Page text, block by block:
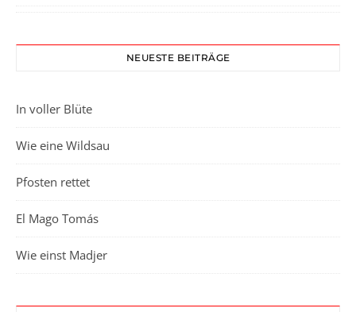
NEUESTE BEITRÄGE
In voller Blüte
Wie eine Wildsau
Pfosten rettet
El Mago Tomás
Wie einst Madjer